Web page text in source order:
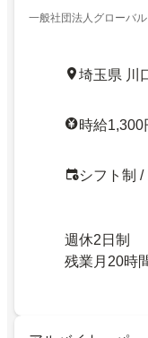
一般社団法人グローバ
埼玉県 川
時給1,300
シフト制
週休2日制
残業月20時